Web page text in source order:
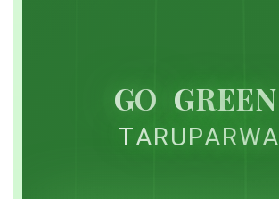
GO GREEN
TARUPARWA